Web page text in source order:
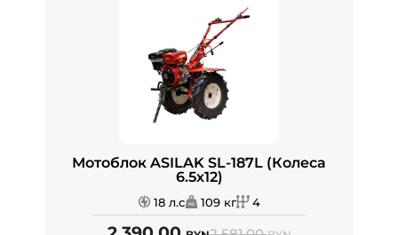
Мотоблок ASILAK SL-187L (Колеса
6.5х12)
18 л.с 109 кг 4